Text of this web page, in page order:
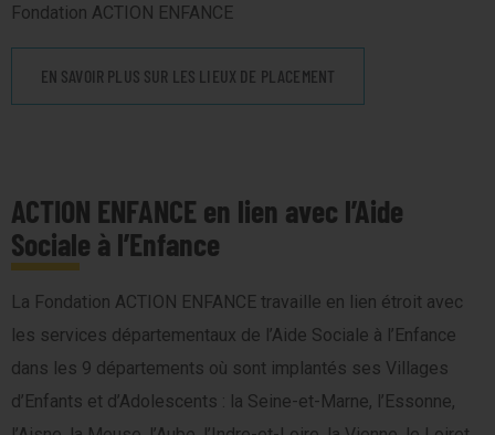
Fondation ACTION ENFANCE
EN SAVOIR PLUS SUR LES LIEUX DE PLACEMENT
ACTION ENFANCE en lien avec l’Aide
Sociale à l’Enfance
La Fondation ACTION ENFANCE travaille en lien étroit avec
les services départementaux de l’Aide Sociale à l’Enfance
dans les 9 départements où sont implantés ses Villages
d’Enfants et d’Adolescents : la Seine-et-Marne, l’Essonne,